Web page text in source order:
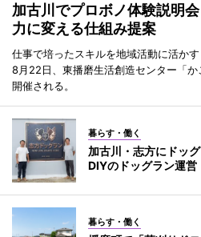
加古川でプロボノ体験説明
力に変える仕組み提案
仕事で培ったスキルを地域活動に活か
8月22日、東播磨生活創造センター「
開催される。
暮らす・働く
加古川・志方にドッ
DIYのドッグラン運営
暮らす・働く